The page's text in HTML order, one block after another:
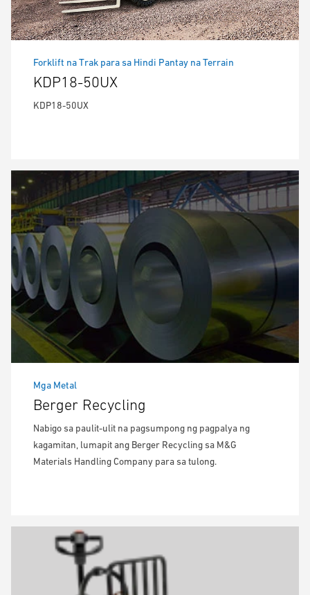
Forklift na Trak para sa Hindi Pantay na Terrain
KDP18-50UX
KDP18-50UX
Mga Metal
Berger Recycling
Nabigo sa paulit-ulit na pagsumpong ng pagpalya ng
kagamitan, lumapit ang Berger Recycling sa M&G
Materials Handling Company para sa tulong.